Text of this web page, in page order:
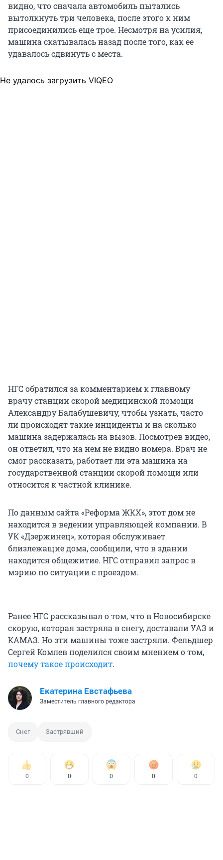
видно, что сначала автомобиль пытались
вытолкнуть три человека, после этого к ним
присоединились еще трое. Несмотря на усилия,
машина скатывалась назад после того, как ее
удавалось сдвинуть с места.
Не удалось загрузить VIQEO
НГС обратился за комментарием к главному
врачу станции скорой медицинской помощи
Александру Балабушевичу, чтобы узнать, часто
ли происходят такие инциденты и на сколько
машина задержалась на вызов. Посмотрев видео,
он ответил, что на нем не видно номера. Врач не
смог рассказать, работает ли эта машина на
государственной станции скорой помощи или
относится к частной клинике.
По данным сайта «Реформа ЖКХ», этот дом не
находится в ведении управляющей компании. В
УК «Дзержинец», которая обслуживает
близлежащие дома, сообщили, что в здании
находится общежитие. НГС отправил запрос в
мэрию по ситуации с проездом.
Ранее НГС рассказывал о том, что в Новосибирске
скорую, которая застряла в снегу, доставали УАЗ и
КАМАЗ. Но эти машины тоже застряли. Фельдшер
Сергей Комлев поделился своим мнением о том,
почему такое происходит.
Екатерина Евстафьева
Заместитель главного редактора
Снег Застрявший
0 0 0 0 0